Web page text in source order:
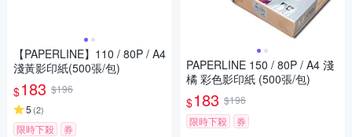
【PAPERLINE】110 / 80P / A4
淺黃影印紙(500張/包)
$183 $196
5 (2)
限時下殺 券
PAPERLINE 150 / 80P / A4 淺
橘 彩色影印紙 (500張/包)
$183 $196
限時下殺
券